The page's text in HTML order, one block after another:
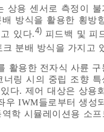
상용 센서로 측정이
방식을 활용한 횡방
있다.4) 피드백 및 피
분배 방식을 가지고
활용한 전자식 사륜
링 시의 중립 조향
다. 제어 대상은 상
우 IWM들로부터 생성
학 시뮬레이션용 소